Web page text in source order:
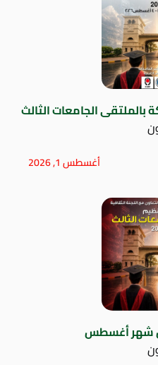
الجامعات الثالث
أغسطس 1, 2026
شهر أغسطس